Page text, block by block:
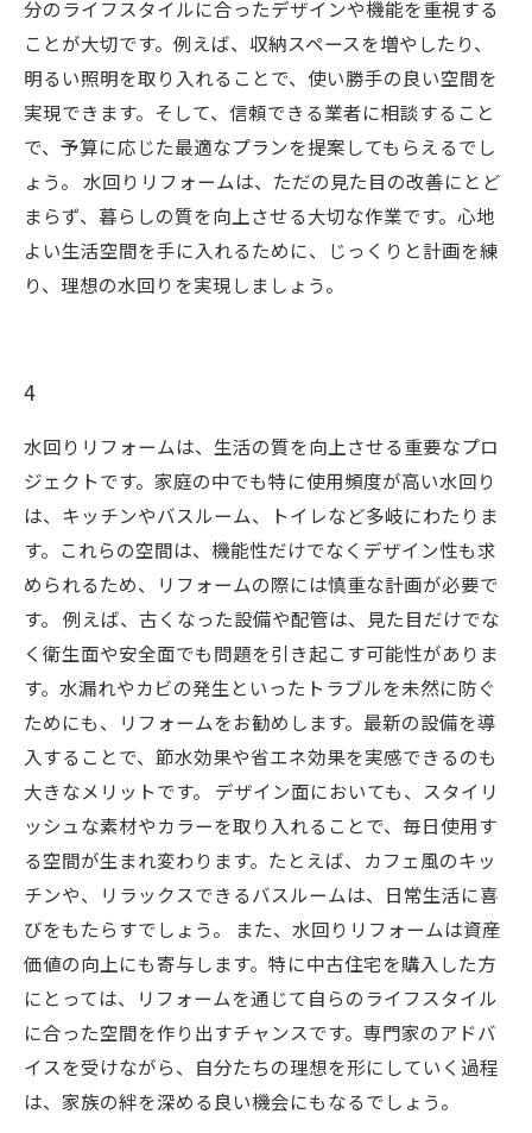
分のライフスタイルに合ったデザインや機能を重視する
ことが大切です。例えば、収納スペースを増やしたり、
明るい照明を取り入れることで、使い勝手の良い空間を
実現できます。そして、信頼できる業者に相談すること
で、予算に応じた最適なプランを提案してもらえるでし
ょう。 水回りリフォームは、ただの見た目の改善にとど
まらず、暮らしの質を向上させる大切な作業です。心地
よい生活空間を手に入れるために、じっくりと計画を練
り、理想の水回りを実現しましょう。
4
水回りリフォームは、生活の質を向上させる重要なプロ
ジェクトです。家庭の中でも特に使用頻度が高い水回り
は、キッチンやバスルーム、トイレなど多岐にわたりま
す。これらの空間は、機能性だけでなくデザイン性も求
められるため、リフォームの際には慎重な計画が必要で
す。 例えば、古くなった設備や配管は、見た目だけでな
く衛生面や安全面でも問題を引き起こす可能性がありま
す。水漏れやカビの発生といったトラブルを未然に防ぐ
ためにも、リフォームをお勧めします。最新の設備を導
入することで、節水効果や省エネ効果を実感できるのも
大きなメリットです。 デザイン面においても、スタイリ
ッシュな素材やカラーを取り入れることで、毎日使用す
る空間が生まれ変わります。たとえば、カフェ風のキッ
チンや、リラックスできるバスルームは、日常生活に喜
びをもたらすでしょう。 また、水回りリフォームは資産
価値の向上にも寄与します。特に中古住宅を購入した方
にとっては、リフォームを通じて自らのライフスタイル
に合った空間を作り出すチャンスです。専門家のアドバ
イスを受けながら、自分たちの理想を形にしていく過程
は、家族の絆を深める良い機会にもなるでしょう。